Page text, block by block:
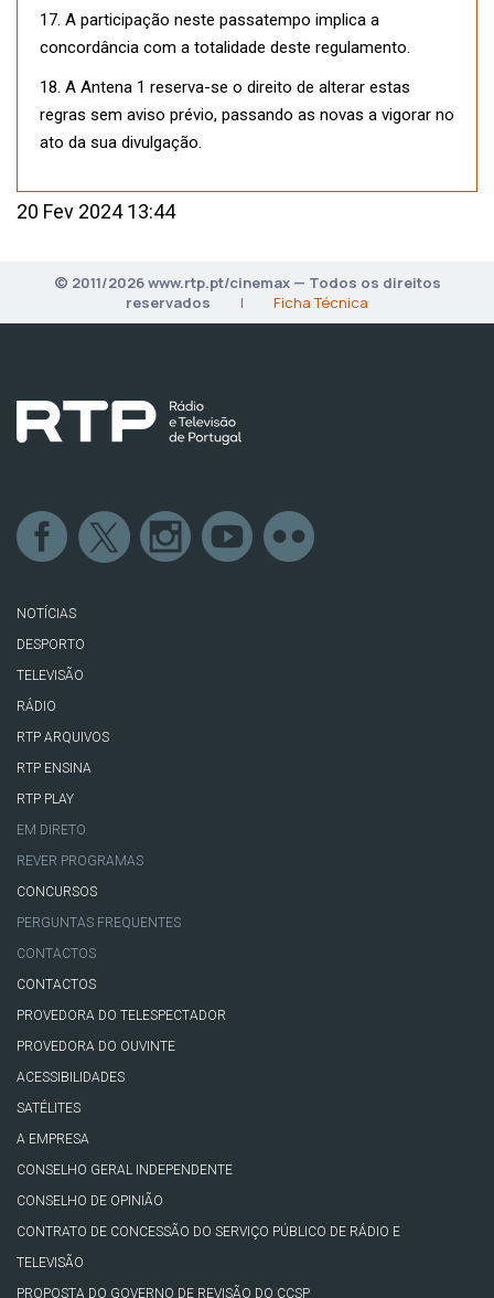
17. A participação neste passatempo implica a
concordância com a totalidade deste regulamento.
18. A Antena 1 reserva-se o direito de alterar estas
regras sem aviso prévio, passando as novas a vigorar no
ato da sua divulgação.
20 Fev 2024 13:44
© 2011/2026 www.rtp.pt/cinemax — Todos os direitos
reservados
| Ficha Técnica
NOTÍCIAS
DESPORTO
TELEVISÃO
RÁDIO
RTP ARQUIVOS
RTP ENSINA
RTP PLAY
EM DIRETO
REVER PROGRAMAS
CONCURSOS
PERGUNTAS FREQUENTES
CONTACTOS
CONTACTOS
PROVEDORA DO TELESPECTADOR
PROVEDORA DO OUVINTE
ACESSIBILIDADES
SATÉLITES
A EMPRESA
CONSELHO GERAL INDEPENDENTE
CONSELHO DE OPINIÃO
CONTRATO DE CONCESSÃO DO SERVIÇO PÚBLICO DE RÁDIO E
TELEVISÃO
PROPOSTA DO GOVERNO DE REVISÃO DO CCSP